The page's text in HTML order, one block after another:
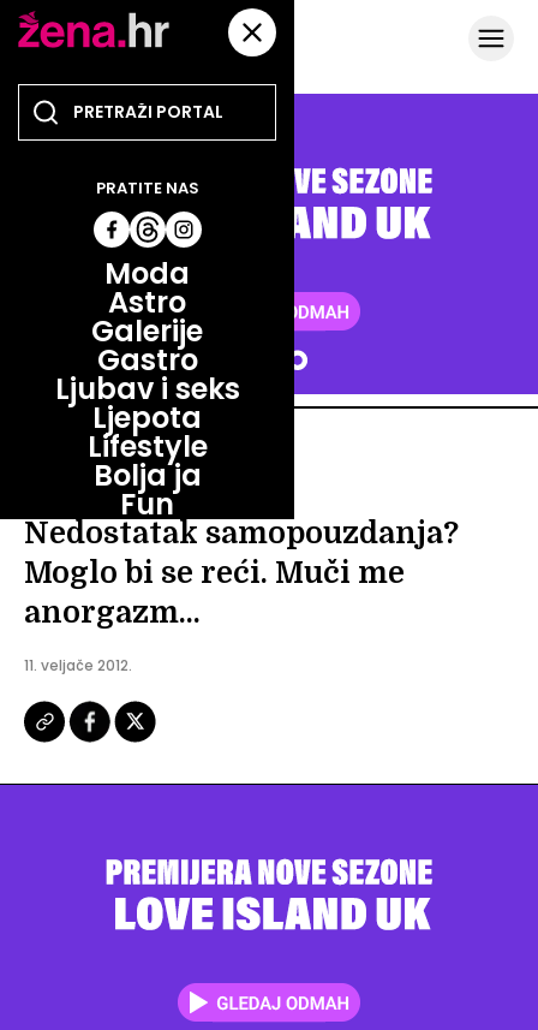
Moda
Astro
Galerije
Gastro
Ljubav i seks
Ljepota
Lifestyle
Bolja ja
Fun
PRATITE NAS
LJUBAV I SEKS
LJUBAV I SEKS
Nedostatak samopouzdanja?
Moglo bi se reći. Muči me
anorgazm...
11. veljače 2012.